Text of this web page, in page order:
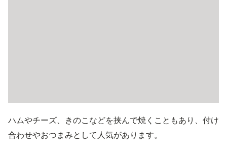
ハムやチーズ、きのこなどを挟んで焼くこともあり、付け
合わせやおつまみとして人気があります。